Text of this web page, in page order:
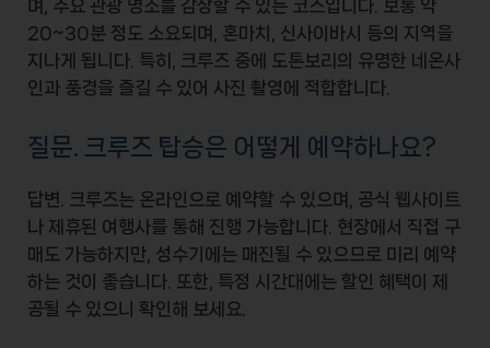
며, 주요 관광 명소를 감상할 수 있는 코스입니다. 보통 약
20~30분 정도 소요되며, 혼마치 신사이바시
등의 지역을
지나게 됩니다. 특히, 크루즈 중에 도톤보리의 유명한 네온사
인과 풍경을 즐길 수 있어 사진 촬영에 적합합니다.
질문. 크루즈 탑승은 어떻게 예약하나요?
답변. 크루즈는 온라인으로 예약할 수 있으며, 공식 웹사이트
나 제휴된 여행사를 통해 진행 가능합니다. 현장에서 직접 구
매도 가능하지만, 성수기 에는 매진될 수 있으므로 미리 예약
하는 것이 좋습니다. 또한, 특정 시간대에는 할인 혜택이 제
공될 수 있으니 확인해 보세요.